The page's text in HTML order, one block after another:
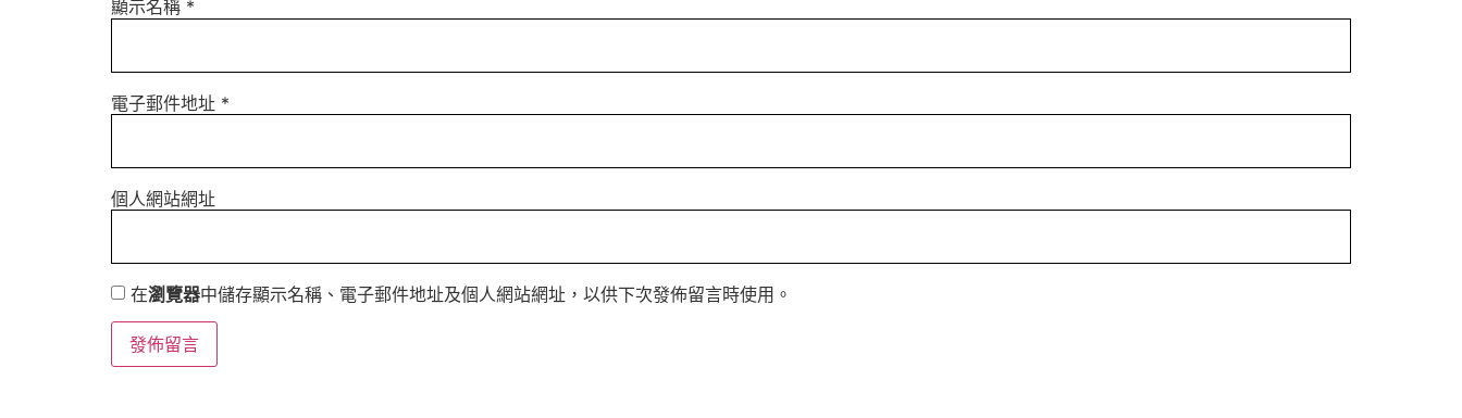
顯示名稱 *
電子郵件地址 *
個人網站網址
在瀏覽器中儲存顯示名稱、電子郵件地址及個人網站網址，以供下次發佈留言時使用。